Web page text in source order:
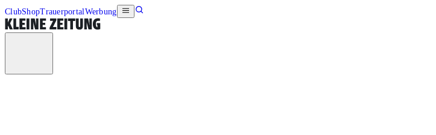
ClubShopTrauerportalWerbung